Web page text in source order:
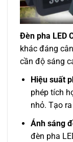
Đèn pha LED
khác đáng
cần độ sáng
Hiệu suất
phép tích
nhỏ. Tạo
Ánh sáng
đèn pha